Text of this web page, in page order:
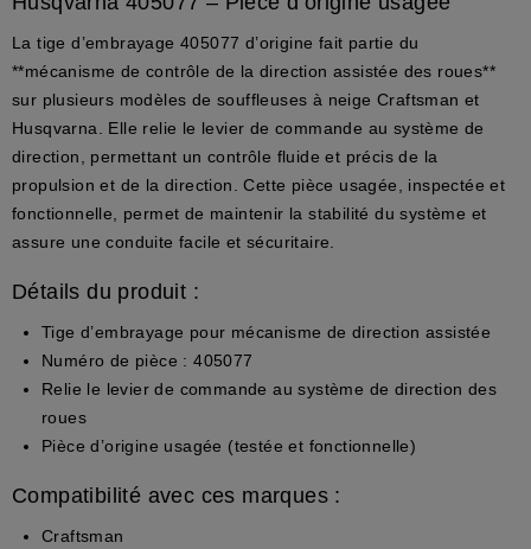
La tige d’embrayage 405077 d’origine fait partie du
**mécanisme de contrôle de la direction assistée des roues**
sur plusieurs modèles de souffleuses à neige Craftsman et
Husqvarna. Elle relie le levier de commande au système de
direction, permettant un contrôle fluide et précis de la
propulsion et de la direction. Cette pièce usagée, inspectée et
fonctionnelle, permet de maintenir la stabilité du système et
assure une conduite facile et sécuritaire.
Détails du produit :
Tige d’embrayage pour mécanisme de direction assistée
Numéro de pièce : 405077
Relie le levier de commande au système de direction des
roues
Pièce d’origine usagée (testée et fonctionnelle)
Compatibilité avec ces marques :
Craftsman